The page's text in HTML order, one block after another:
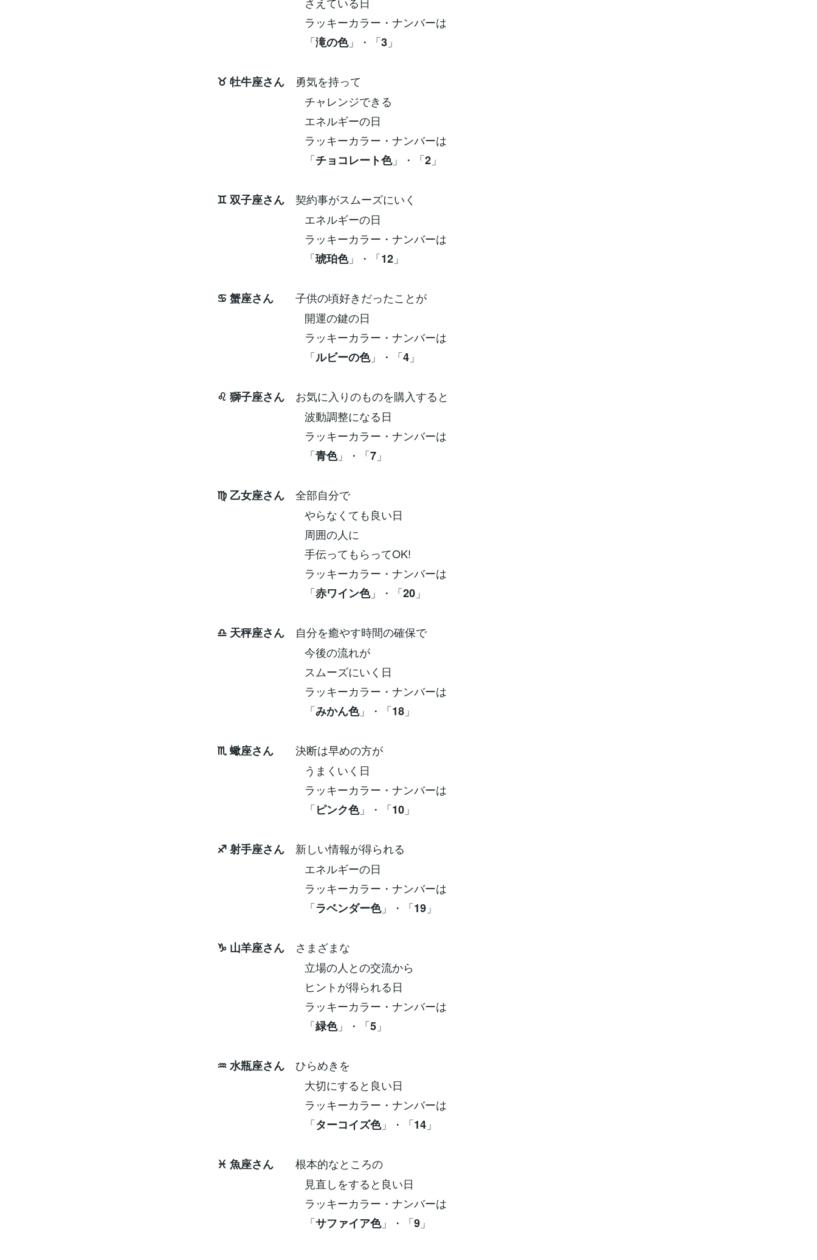
ラッキーカラー・ナンバーは
「滝の色」・「3 」
♉ 牡牛座さん 勇気を持って
チャレンジできる
エネルギーの日
ラッキーカラー・ナンバーは
「チョコレート色」・「2 」
♊ 双子座さん 契約事がスムーズにいく
エネルギーの日
ラッキーカラー・ナンバーは
「琥珀色」・「12 」
♋ 蟹座さん 子供の頃好きだったことが
開運の鍵の日
ラッキーカラー・ナンバーは
「ルビーの色」・「4 」
♌ 獅子座さん お気に入りのものを購入すると
波動調整になる日
ラッキーカラー・ナンバーは
「青色」・「7 」
♍ 乙女座さん 全部自分で
やらなくても良い日
周囲の人に
手伝ってもらってOK!
ラッキーカラー・ナンバーは
「赤ワイン色」・「20 」
♎ 天秤座さん 自分を癒やす時間の確保で
今後の流れが
スムーズにいく日
ラッキーカラー・ナンバーは
「みかん色」・「18 」
♏ 蠍座さん 決断は早めの方が
うまくいく日
ラッキーカラー・ナンバーは
「ピンク色」・「10 」
♐ 射手座さん 新しい情報が得られる
エネルギーの日
ラッキーカラー・ナンバーは
「ラベンダー色」・「19 」
♑ 山羊座さん さまざまな
立場の人との交流から
ヒントが得られる日
ラッキーカラー・ナンバーは
「緑色」・「5 」
♒ 水瓶座さん ひらめきを
大切にすると良い日
ラッキーカラー・ナンバーは
「ターコイズ色」・「14 」
♓ 魚座さん 根本的なところの
見直しをすると良い日
ラッキーカラー・ナンバーは
「サファイア色」・「9 」